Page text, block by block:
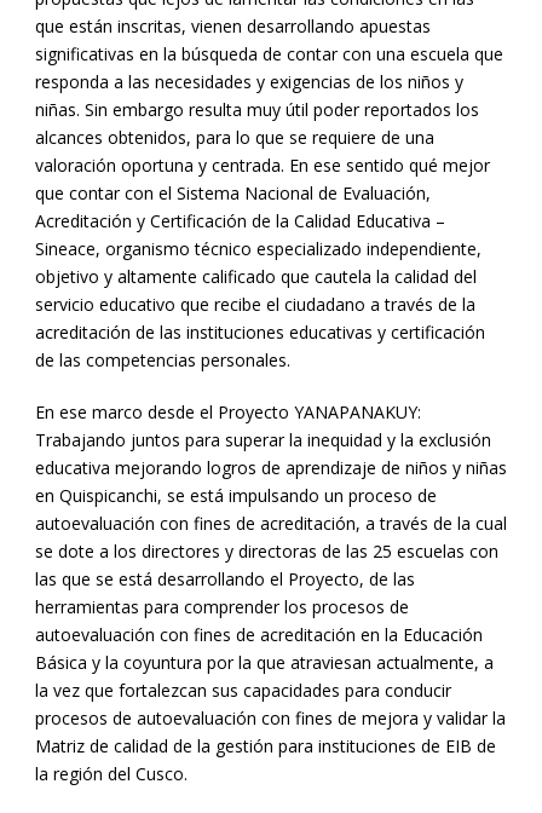
que están inscritas, vienen desarrollando apuestas
significativas en la búsqueda de contar con una escuela que
responda a las necesidades y exigencias de los niños y
niñas. Sin embargo resulta muy útil poder reportados los
alcances obtenidos, para lo que se requiere de una
valoración oportuna y centrada. En ese sentido qué mejor
que contar con el Sistema Nacional de Evaluación,
Acreditación y Certificación de la Calidad Educativa –
Sineace, organismo técnico especializado independiente,
objetivo y altamente calificado que cautela la calidad del
servicio educativo que recibe el ciudadano a través de la
acreditación de las instituciones educativas y certificación
de las competencias personales.
En ese marco desde el Proyecto YANAPANAKUY:
Trabajando juntos para superar la inequidad y la exclusión
educativa mejorando logros de aprendizaje de niños y niñas
en Quispicanchi, se está impulsando un proceso de
autoevaluación con fines de acreditación, a través de la cual
se dote a los directores y directoras de las 25 escuelas con
las que se está desarrollando el Proyecto, de las
herramientas para comprender los procesos de
autoevaluación con fines de acreditación en la Educación
Básica y la coyuntura por la que atraviesan actualmente, a
la vez que fortalezcan sus capacidades para conducir
procesos de autoevaluación con fines de mejora y validar la
Matriz de calidad de la gestión para instituciones de EIB de
la región del Cusco.